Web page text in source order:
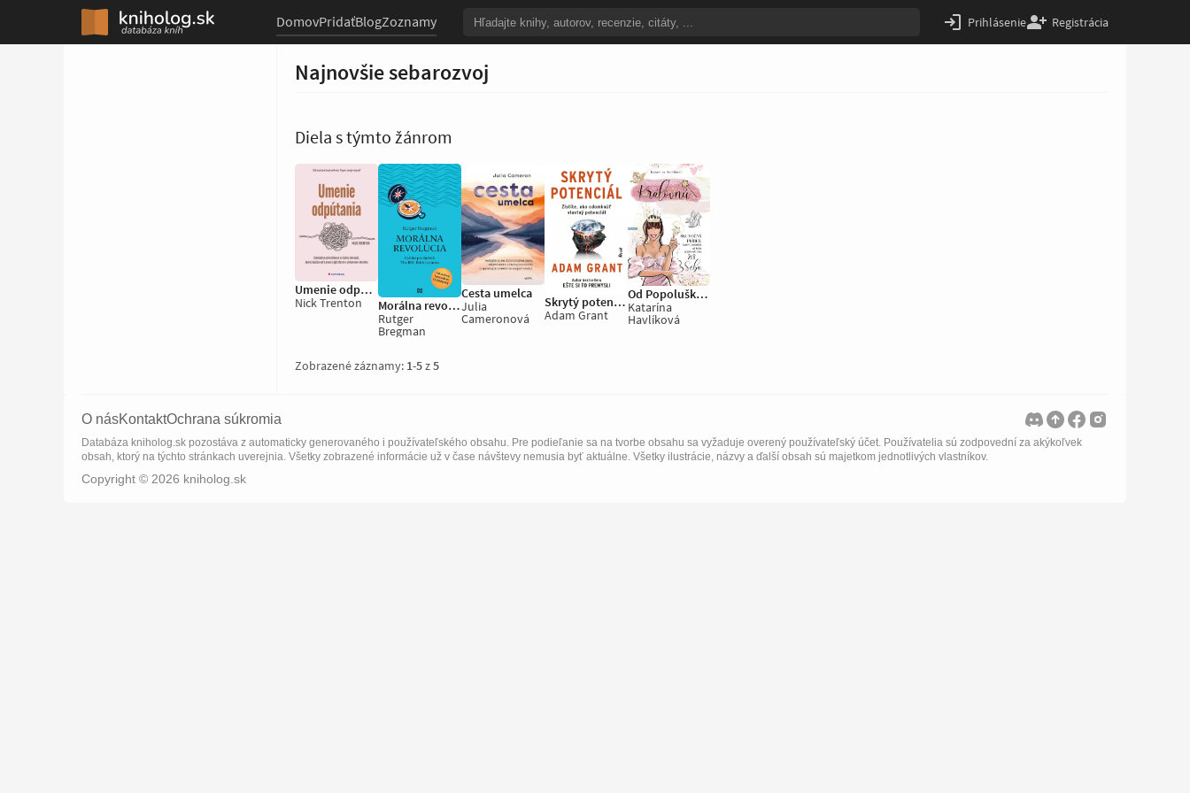
DomovPridaťBlogZoznamy Prihlásenie Registrácia
Najnovšie sebarozvoj
Diela s týmto žánrom
Umenie odpútania
Nick Trenton
Morálna revolúcia
Rutger
Bregman
Cesta umelca
Julia
Cameronová
Skrytý potenciál
Adam Grant
Od Popolušky po Kráľovnú
Katarína
Havlíková
Zobrazené záznamy: 1-5z5
O násKontaktOchrana súkromia
Databáza kniholog.sk pozostáva z automaticky generovaného i používateľského obsahu. Pre podieľanie sa na tvorbe obsahu sa vyžaduje overený používateľský účet. Používatelia sú zodpovední za akýkoľvek
obsah, ktorý na týchto stránkach uverejnia. Všetky zobrazené informácie už v čase návštevy nemusia byť aktuálne. Všetky ilustrácie, názvy a ďalší obsah sú majetkom jednotlivých vlastníkov.
Copyright © 2026 kniholog.sk